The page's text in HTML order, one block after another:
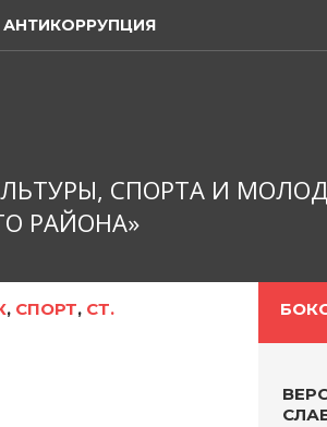
АНТИКОРРУПЦИЯ
СПОРТА И
РАЙОНА»
, СПОРТ, СТ.